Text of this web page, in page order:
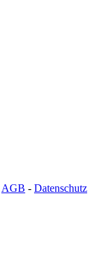
AGB - Datenschutz